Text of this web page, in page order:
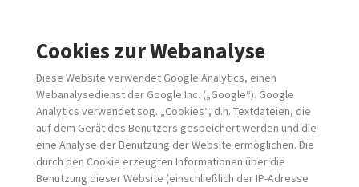
Cookies zur Webanalyse
Diese Website verwendet Google Analytics, einen
Webanalysedienst der Google Inc. („Google“). Google
Analytics verwendet sog. „Cookies“, d.h. Textdateien, die
auf dem Gerät des Benutzers gespeichert werden und die
eine Analyse der Benutzung der Website ermöglichen. Die
durch den Cookie erzeugten Informationen über die
Benutzung dieser Website (einschließlich der IP-Adresse